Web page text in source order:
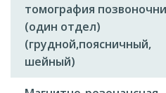
томография
(один отдел)
(грудной,поясничный,
шейный)